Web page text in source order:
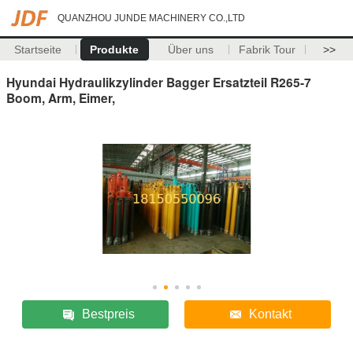
QUANZHOU JUNDE MACHINERY CO.,LTD
Startseite Produkte Über uns Fabrik Tour >>
Hyundai Hydraulikzylinder Bagger Ersatzteil R265-7
Boom, Arm, Eimer,
Bestpreis Kontakt